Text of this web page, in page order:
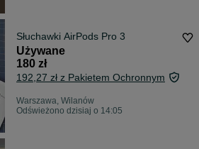
Słuchawki AirPods Pro 3
Używane
180 zł
192,27 zł z Pakietem Ochronnym
Warszawa, Wilanów
Odświeżono dzisiaj o 14:05